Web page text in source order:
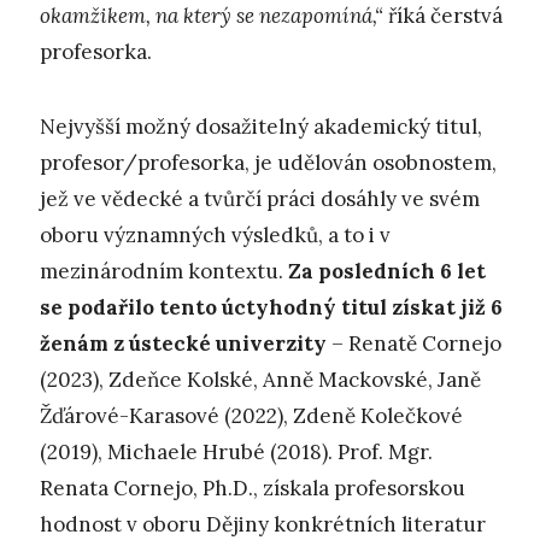
okamžikem, na který se nezapomíná,“ říká čerstvá
profesorka.
Nejvyšší možný dosažitelný akademický titul,
profesor/profesorka, je udělován osobnostem,
jež ve vědecké a tvůrčí práci dosáhly ve svém
oboru významných výsledků, a to i v
mezinárodním kontextu. Za posledních 6 let
se podařilo tento úctyhodný titul získat již 6
ženám z ústecké univerzity – Renatě Cornejo
(2023), Zdeňce Kolské, Anně Mackovské, Janě
Žďárové-Karasové (2022), Zdeně Kolečkové
(2019), Michaele Hrubé (2018). Prof. Mgr.
Renata Cornejo, Ph.D., získala profesorskou
hodnost v oboru Dějiny konkrétních literatur